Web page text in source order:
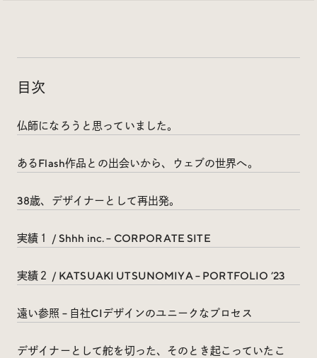
Social
@iDID_team 平日ほぼ毎日投稿中！
@iDID.team
Project byFOURDIGIT,SHIFTBRAINandWab Design
Privacy Policy
目次
仏師になろうと思っていました。
あるFlash作品との出会いから、ウェブの世界へ。
38歳、デザイナーとして再出発。
実績１ / Shhh inc. – CORPORATE SITE
実績２ / KATSUAKI UTSUNOMIYA – PORTFOLIO ’23
遠い参照 – 自社CIデザインのユニークなプロセス
デザイナーとして舵を切った、そのとき起こっていたこ